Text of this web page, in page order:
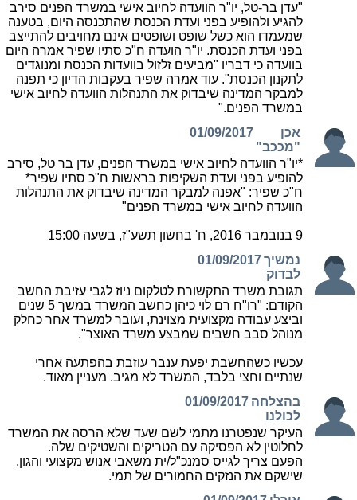
"עדן בר-טל, יו"ר הוועדה לחיוב אישי במשרד הפנים סירב
להגיע ולהופיע בפני ועדת הכנסת שהתכנסה היום, בטענה
שמעמדו הוא כשל שופט ושופטים אינם מחויבים להתייצב
בפני ועדת הכנסת. יו"ר הועדה ח"כ סתיו שפיר אמרה היום
בוועדה כי דבריו "מביעים זלזול בוועדות הכנסת ומנוגדים
לתקנון הכנסת". עוד אמרה שפיר בעקבות הדיון כי תפנה
למבקר המדינה שיבדוק את התנהלות הוועדה לחיוב אישי
במשרד הפנים."
אכן
"מככב"
01/09/2017
*יו"ר הוועדה לחיוב אישי במשרד הפנים, עדן בר טל, סירב
להופיע בפני ועדת השקיפות בראשות ח"כ סתיו שפיר*
ח"כ שפיר: "אפנה למבקר המדינה שיבדוק את התנהלות
הוועדה לחיוב אישי במשרד הפנים"
9 בנובמבר 2016, ח' בחשון תשע"ז, בשעה 15:00
נמשיך
לבדוק
01/09/2017
תגובת משרד התקשורת לטלקום ניוז לגבי עזיבת החשב
הקודם: "רו"ח רם לוי כיהן כחשב המשרד במשך 5 שנים
וביצע עבודה מקצועית מצוינת, ועובר למשרד אחר כחלק
מנוהל סבב חשבים שמבצע משרד האוצר".
עכשיו כשהחשבת יפעת ענבר עוזבת בהפתעה אחרי
שנתיים וחצי בלבד, המשרד לא מגיב. מעניין מאוד.
בהצלחה
לכולנו
01/09/2017
העיקר שנפטרנו מתמי לשם שעד שלא הרסה את המשרד
לחלוטין לא הפסיקה עם הטריקים והשטיקים שלה.
הפעם צריך לגייס סמנכ"ל/ית משאבי אנוש מקצועי והגון,
שישקם את הנזקים החמורים של תמי.